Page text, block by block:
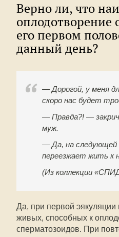
Верно ли, что
его первом
данный день?
— Дорогой, у меня
скоро нас будет
— Правда?! —
муж.
— Да, на следующей
переезжает жить к
(Из коллекции
Да, при первой
живых, способных к
сперматозоидов. При